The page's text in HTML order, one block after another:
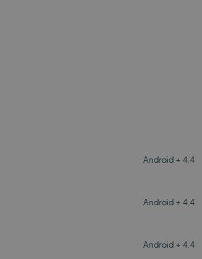
Android + 4.4
Android + 4.4
Android + 4.4